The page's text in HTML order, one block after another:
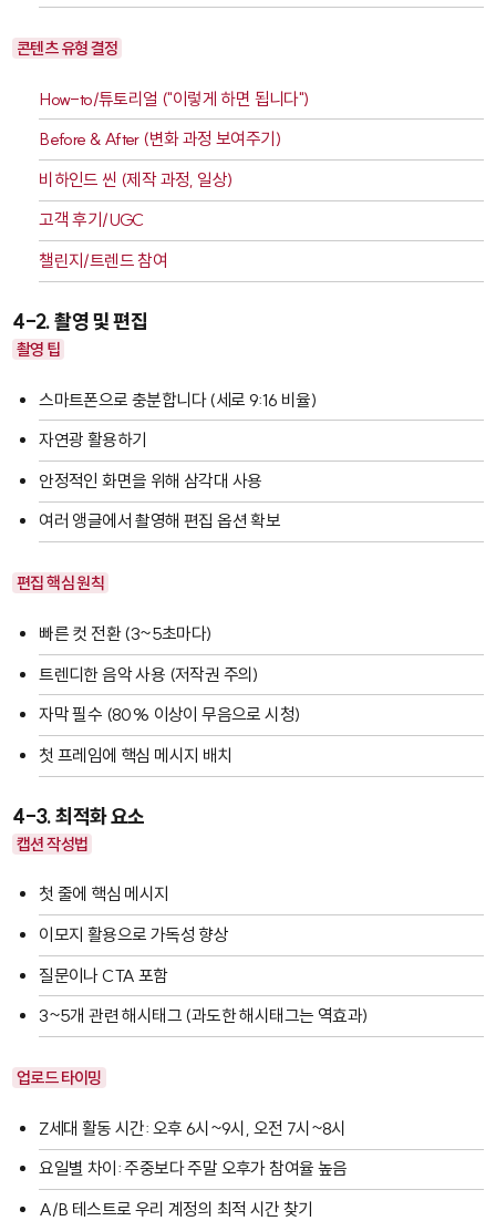
콘텐츠 유형 결정
How-to/튜토리얼 ("이렇게 하면 됩니다")
Before & After (변화 과정 보여주기)
비하인드 씬 (제작 과정, 일상)
고객 후기/UGC
챌린지/트렌드 참여
4-2. 촬영 및 편집
촬영 팁
스마트폰으로 충분합니다 (세로 9:16 비율)
자연광 활용하기
안정적인 화면을 위해 삼각대 사용
여러 앵글에서 촬영해 편집 옵션 확보
편집 핵심 원칙
빠른 컷 전환 (3~5초마다)
트렌디한 음악 사용 (저작권 주의)
자막 필수 (80% 이상이 무음으로 시청)
첫 프레임에 핵심 메시지 배치
4-3. 최적화 요소
캡션 작성법
첫 줄에 핵심 메시지
이모지 활용으로 가독성 향상
질문이나 CTA 포함
3~5개 관련 해시태그 (과도한 해시태그는 역효과)
업로드 타이밍
Z세대 활동 시간: 오후 6시~9시, 오전 7시~8시
요일별 차이: 주중보다 주말 오후가 참여율 높음
A/B 테스트로 우리 계정의 최적 시간 찾기